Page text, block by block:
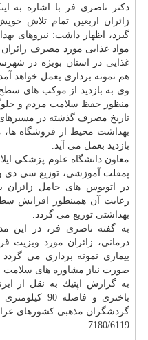
دكتر ناصری فر با اشاره به
زائران اربعین تمام تلاش
گیرد، اظهار داشت: نیروهای
مواد غذایی مورد مصرف زائران
غذایی در استان بویژه در
هم نمونه برداری بعمل خواهد
وی به بازدید از موكب های
منظور حفظ سلامت مردم و
تاریخ مصرف گذشته در مسیرهای
بهداشت محیط از فروشگاه
بازدید بعمل می آید.
معاوندانشگاه علوم پزشكی
پمفلت آموزشی، توزیع سی دی و
در اتوبوس های حامل زائران
رعایت آن همینطور افزایش
بهداشتی توزیع می گردد.
به گفته ناصری فر، در این
درمانی، زائران مورد ویزیت
بیماری نمونه برداری می
صورت نیاز مشاوره های سلامت
به گزارش اپتیك به نقل از
باختری و
گردشگران مذهبی كشورهای
7180/6119